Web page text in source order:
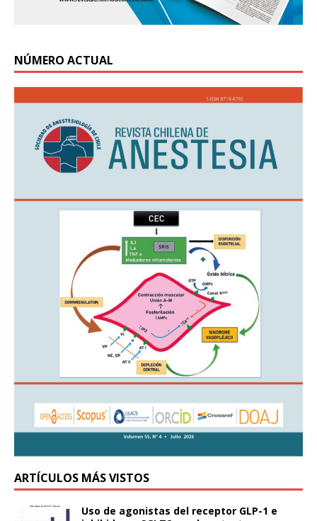
NÚMERO ACTUAL
ARTÍCULOS MÁS VISTOS
Uso de agonistas del receptor GLP-1 e